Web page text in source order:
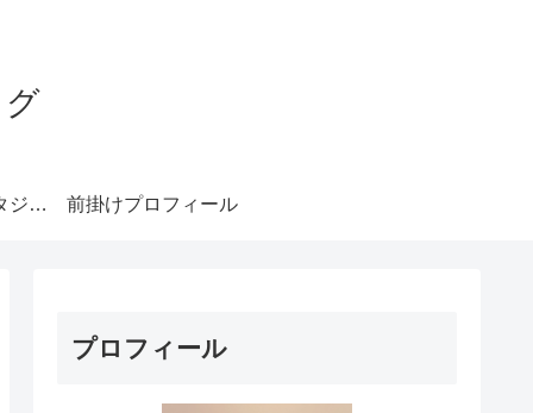
みやもとダンススタジオ札幌 前掛けプロフィール
プロフィール